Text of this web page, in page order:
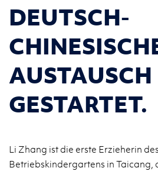
DEUTSCH-
AUSTAUSCH
GESTARTET.
Li Zhang ist die erste Erzieherin
Betriebskindergartens in Taicang,